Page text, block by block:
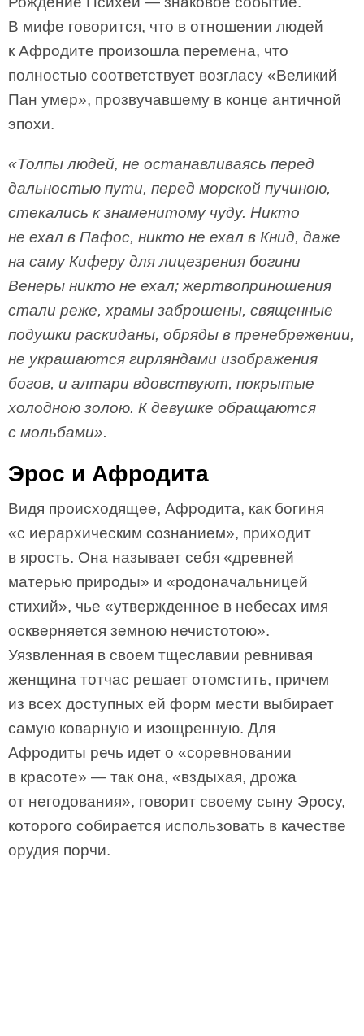
В мифе говорится, что в отношении людей
к Афродите произошла перемена, что
полностью соответствует возгласу «Великий
Пан умер», прозвучавшему в конце античной
эпохи.
«Толпы людей, не останавливаясь перед
дальностью пути, перед морской пучиною,
стекались к знаменитому чуду. Никто
не ехал в Пафос, никто не ехал в Книд, даже
на саму Киферу для лицезрения богини
Венеры никто не ехал; жертвоприношения
стали реже, храмы заброшены, священные
подушки раскиданы, обряды в пренебрежении,
не украшаются гирляндами изображения
богов, и алтари вдовствуют, покрытые
холодною золою. К девушке обращаются
с мольбами».
Эрос и Афродита
Видя происходящее, Афродита, как богиня
«с иерархическим сознанием», приходит
в ярость. Она называет себя «древней
матерью природы» и «родоначальницей
стихий», чье «утвержденное в небесах имя
оскверняется земною нечистотою».
Уязвленная в своем тщеславии ревнивая
женщина тотчас решает отомстить, причем
из всех доступных ей форм мести выбирает
самую коварную и изощренную. Для
Афродиты речь идет о «соревновании
в красоте» — так она, «вздыхая, дрожа
от негодования», говорит своему сыну Эросу,
которого собирается использовать в качестве
орудия порчи.